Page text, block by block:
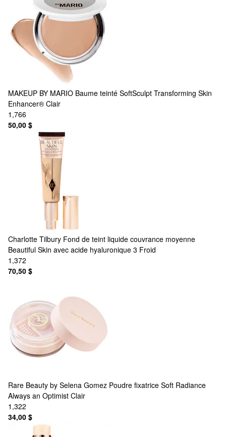
MAKEUP BY MARIO Baume teinté SoftSculpt Transforming Skin
Enhancer® Clair
1,766
50,00 $
Charlotte Tilbury Fond de teint liquide couvrance moyenne
Beautiful Skin avec acide hyaluronique 3 Froid
1,372
70,50 $
Rare Beauty by Selena Gomez Poudre fixatrice Soft Radiance
Always an Optimist Clair
1,322
34,00 $